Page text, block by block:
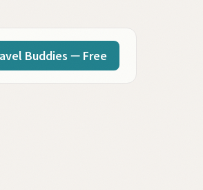
Buddies — Free